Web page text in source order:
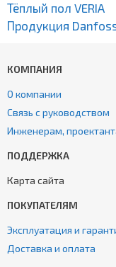
Тёплый пол VERIA
Продукция
КОМПАНИЯ
О компании
Связь с руководством
Инженерам,
ПОДДЕРЖКА
Карта сайта
ПОКУПАТЕЛЯМ
Эксплуатация и
Доставка и оплата